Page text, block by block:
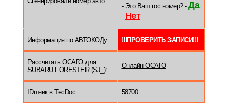
- Это Ваш гос номер? - Да
- Нет
Информация по АВТОКОДу: !!!ПРОВЕРИТЬ ЗАПИСИ!!!
Рассчитать ОСАГО для
SUBARU FORESTER (SJ_):
Онлайн ОСАГО
IDшник в TecDoc: 58700